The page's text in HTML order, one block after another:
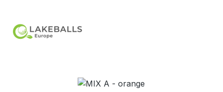
Bildergalerie überspringen